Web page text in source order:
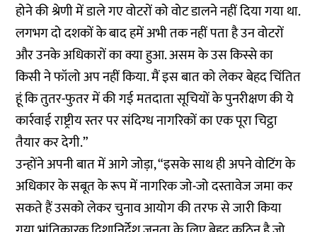
होने की श्रेणी में डाले गए वोटरों को वोट डालने नहीं दिया गया था.
लगभग दो दशकों के बाद हमें अभी तक नहीं पता है उन वोटरों
और उनके अधिकारों का क्या हुआ. असम के उस किस्से का
किसी ने फॉलो अप नहीं किया. मैं इस बात को लेकर बेहद चिंतित
हूं कि तुतर-फुतर में की गई मतदाता सूचियों के पुनरीक्षण की ये
कार्रवाई राष्ट्रीय स्तर पर संदिग्ध नागरिकों का एक पूरा चिट्ठा
तैयार कर देगी.”
उन्होंने अपनी बात में आगे जोड़ा, “इसके साथ ही अपने वोटिंग के
अधिकार के सबूत के रूप में नागरिक जो-जो दस्तावेज जमा कर
सकते हैं उसको लेकर चुनाव आयोग की तरफ से जारी किया